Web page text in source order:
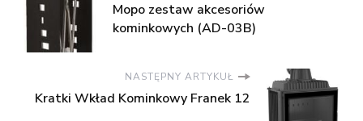
Mopo zestaw akcesoriów
kominkowych (AD-03B)
NASTĘPNY ARTYKUŁ
Kratki Wkład Kominkowy Franek 12